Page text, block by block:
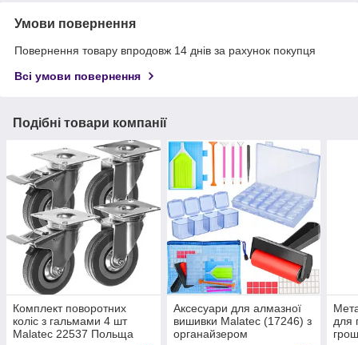
Умови повернення
Повернення товару впродовж 14 днів за рахунок покупця
Всі умови повернення
Подібні товари компанії
Комплект поворотних
коліс з гальмами 4 шт
Malatec 22537 Польща
Аксесуари для алмазної
вишивки Malatec (17246) з
органайзером
для